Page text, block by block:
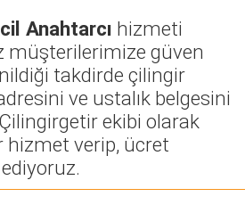
Anahtarcı hizmeti
müşterilerimize güven
takdirde çilingir
ve ustalık belgesini
ekibi olarak
hizmet verip, ücret